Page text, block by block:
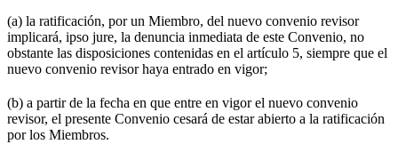
(a) la ratificación, por un Miembro, del nuevo convenio revisor
implicará, ipso jure, la denuncia inmediata de este Convenio, no
obstante las disposiciones contenidas en el artículo 5, siempre que el
nuevo convenio revisor haya entrado en vigor;
(b) a partir de la fecha en que entre en vigor el nuevo convenio
revisor, el presente Convenio cesará de estar abierto a la ratificación
por los Miembros.